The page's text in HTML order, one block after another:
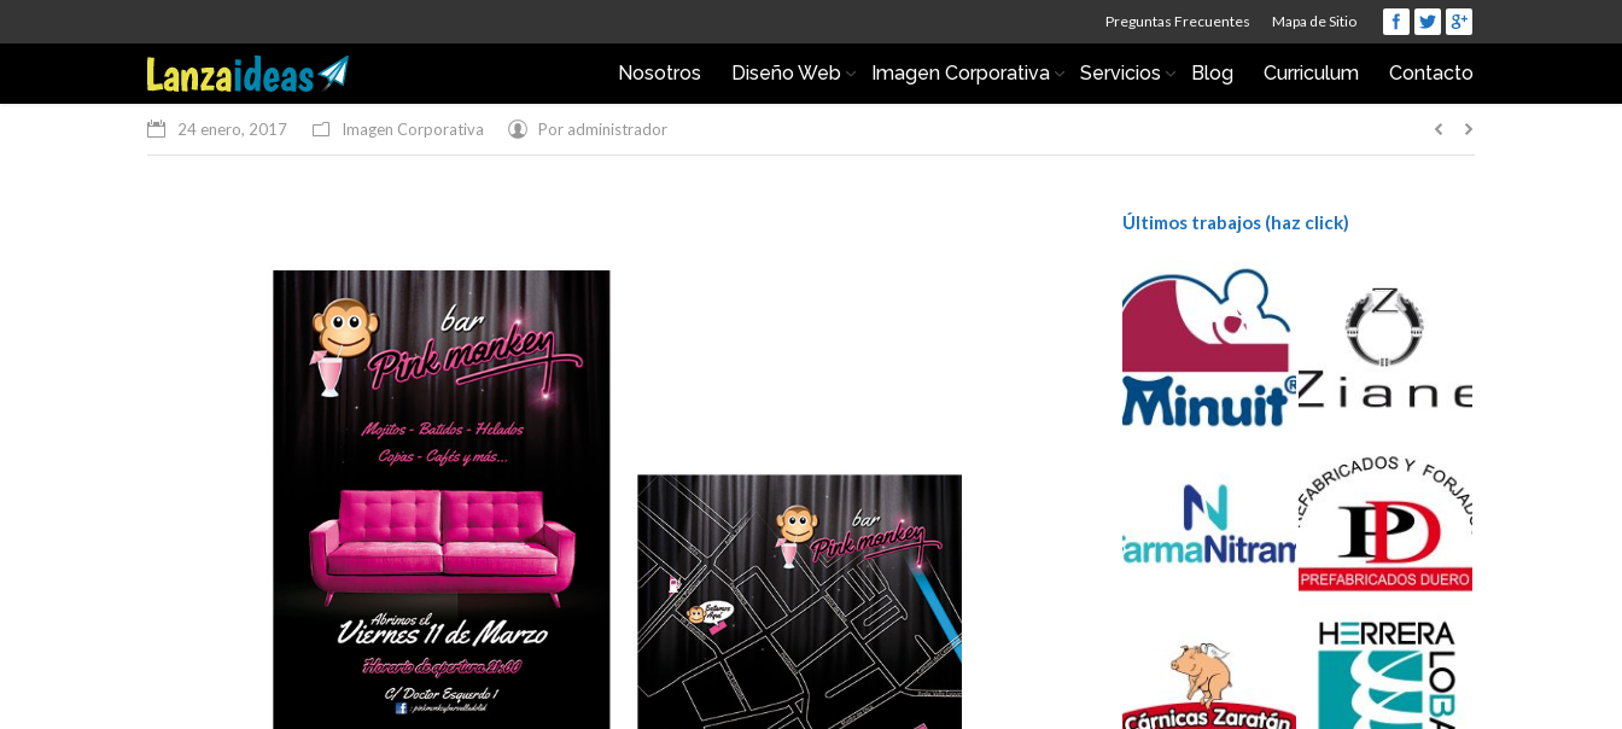
Preguntas Frecuentes Mapa de Sitio
Nosotros Diseño Web Imagen Corporativa Servicios Blog Curriculum Contacto
24 enero, 2017 Imagen Corporativa Por administrador
Últimos trabajos (haz click)